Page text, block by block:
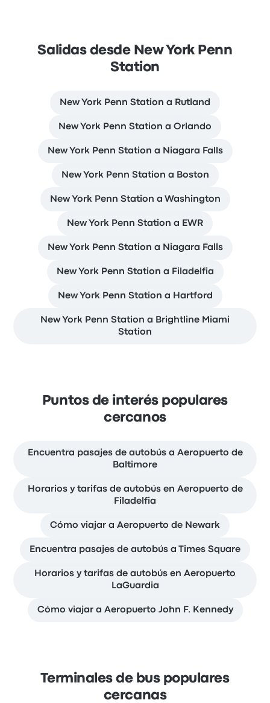
Salidas desde New York Penn
Station
New York Penn Station a Rutland
New York Penn Station a Orlando
New York Penn Station a Niagara Falls
New York Penn Station a Boston
New York Penn Station a Washington
New York Penn Station a EWR
New York Penn Station a Niagara Falls
New York Penn Station a Filadelfia
New York Penn Station a Hartford
New York Penn Station a Brightline Miami
Station
Puntos de interés populares
cercanos
Encuentra pasajes de autobús a Aeropuerto de
Baltimore
Horarios y tarifas de autobús en Aeropuerto de
Filadelfia
Cómo viajar a Aeropuerto de Newark
Encuentra pasajes de autobús a Times Square
Horarios y tarifas de autobús en Aeropuerto
LaGuardia
Cómo viajar a Aeropuerto John F. Kennedy
Terminales de bus populares
cercanas